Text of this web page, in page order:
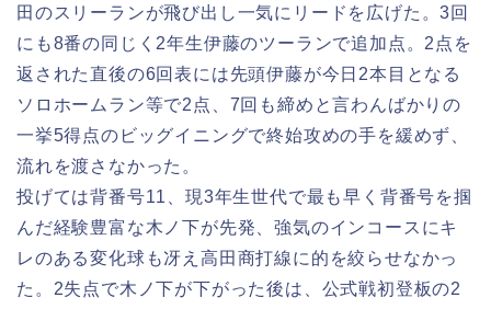
田のスリーランが飛び出し一気にリードを広げた。3回
にも8番の同じく2年生伊藤のツーランで追加点。2点を
返された直後の6回表には先頭伊藤が今日2本目となる
ソロホームラン等で2点、7回も締めと言わんばかりの
一挙5得点のビッグイニングで終始攻めの手を緩めず、
流れを渡さなかった。
投げては背番号11、現3年生世代で最も早く背番号を掴
んだ経験豊富な木ノ下が先発、強気のインコースにキ
レのある変化球も冴え高田商打線に的を絞らせなかっ
た。2失点で木ノ下が下がった後は、公式戦初登板の2